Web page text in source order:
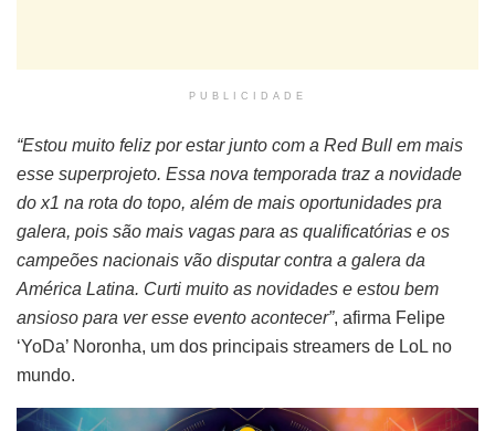
PUBLICIDADE
“Estou muito feliz por estar junto com a Red Bull em mais
esse superprojeto. Essa nova temporada traz a novidade
do x1 na rota do topo, além de mais oportunidades pra
galera, pois são mais vagas para as qualificatórias e os
campeões nacionais vão disputar contra a galera da
América Latina. Curti muito as novidades e estou bem
ansioso para ver esse evento acontecer”, afirma Felipe
‘YoDa’ Noronha, um dos principais streamers de LoL no
mundo.